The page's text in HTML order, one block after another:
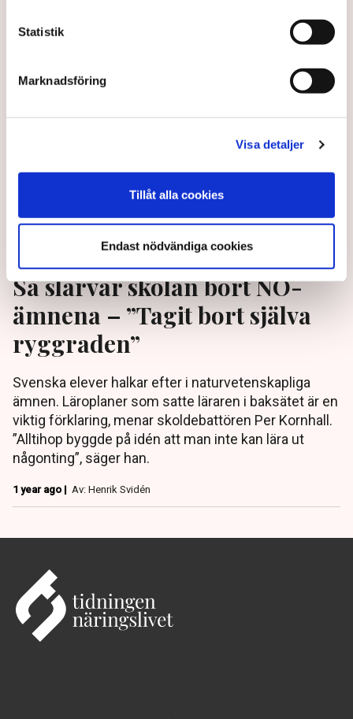
Statistik
Marknadsföring
Visa detaljer
Tillåt alla cookies
Endast nödvändiga cookies
Inger Enkvist.
Så slarvar skolan bort NO-
ämnena – ”Tagit bort själva
ryggraden”
Svenska elever halkar efter i naturvetenskapliga
ämnen. Läroplaner som satte läraren i baksätet är en
viktig förklaring, menar skoldebattören Per Kornhall.
”Alltihop byggde på idén att man inte kan lära ut
någonting”, säger han.
1 year ago | Av: Henrik Svidén